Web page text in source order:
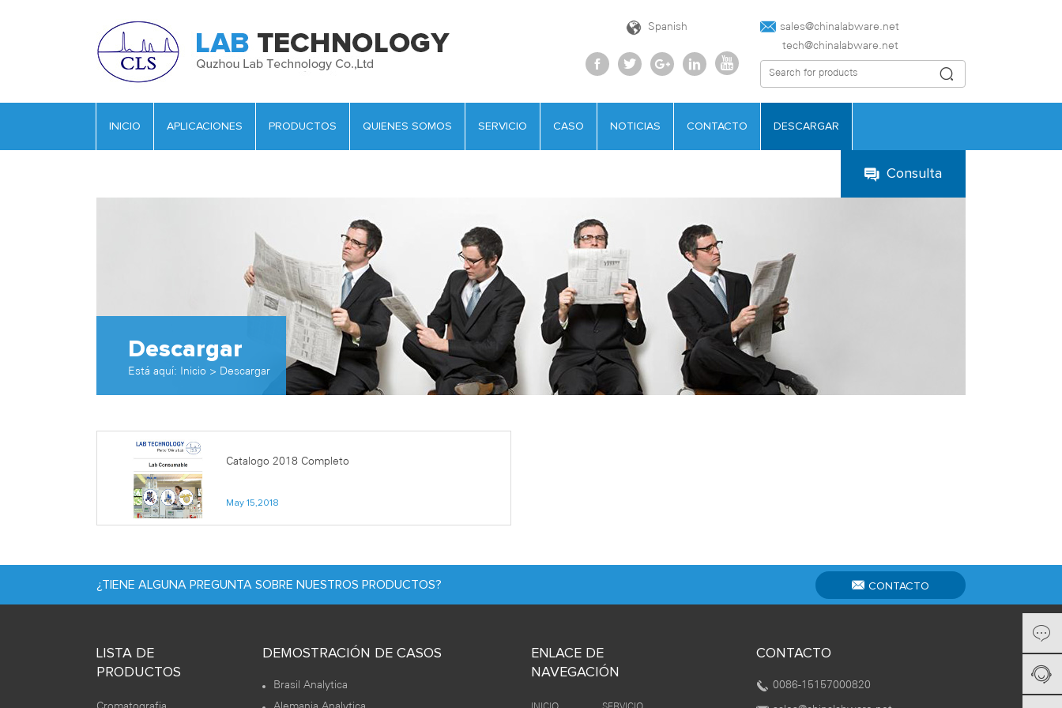
Spanish
sales@chinalabware.net‍
tech@chinalabware.net
INICIO APLICACIONES PRODUCTOS QUIENES SOMOS SERVICIO CASO NOTICIAS CONTACTO DESCARGAR
Consulta
Descargar
Está aquí: Inicio > Descargar
Catalogo 2018 Completo
May 15,2018
¿TIENE ALGUNA PREGUNTA SOBRE NUESTROS PRODUCTOS? CONTACTO
LISTA DE
PRODUCTOS
DEMOSTRACIÓN DE CASOS
Brasil Analytica
ENLACE DE
NAVEGACIÓN
CONTACTO
0086-15157000820